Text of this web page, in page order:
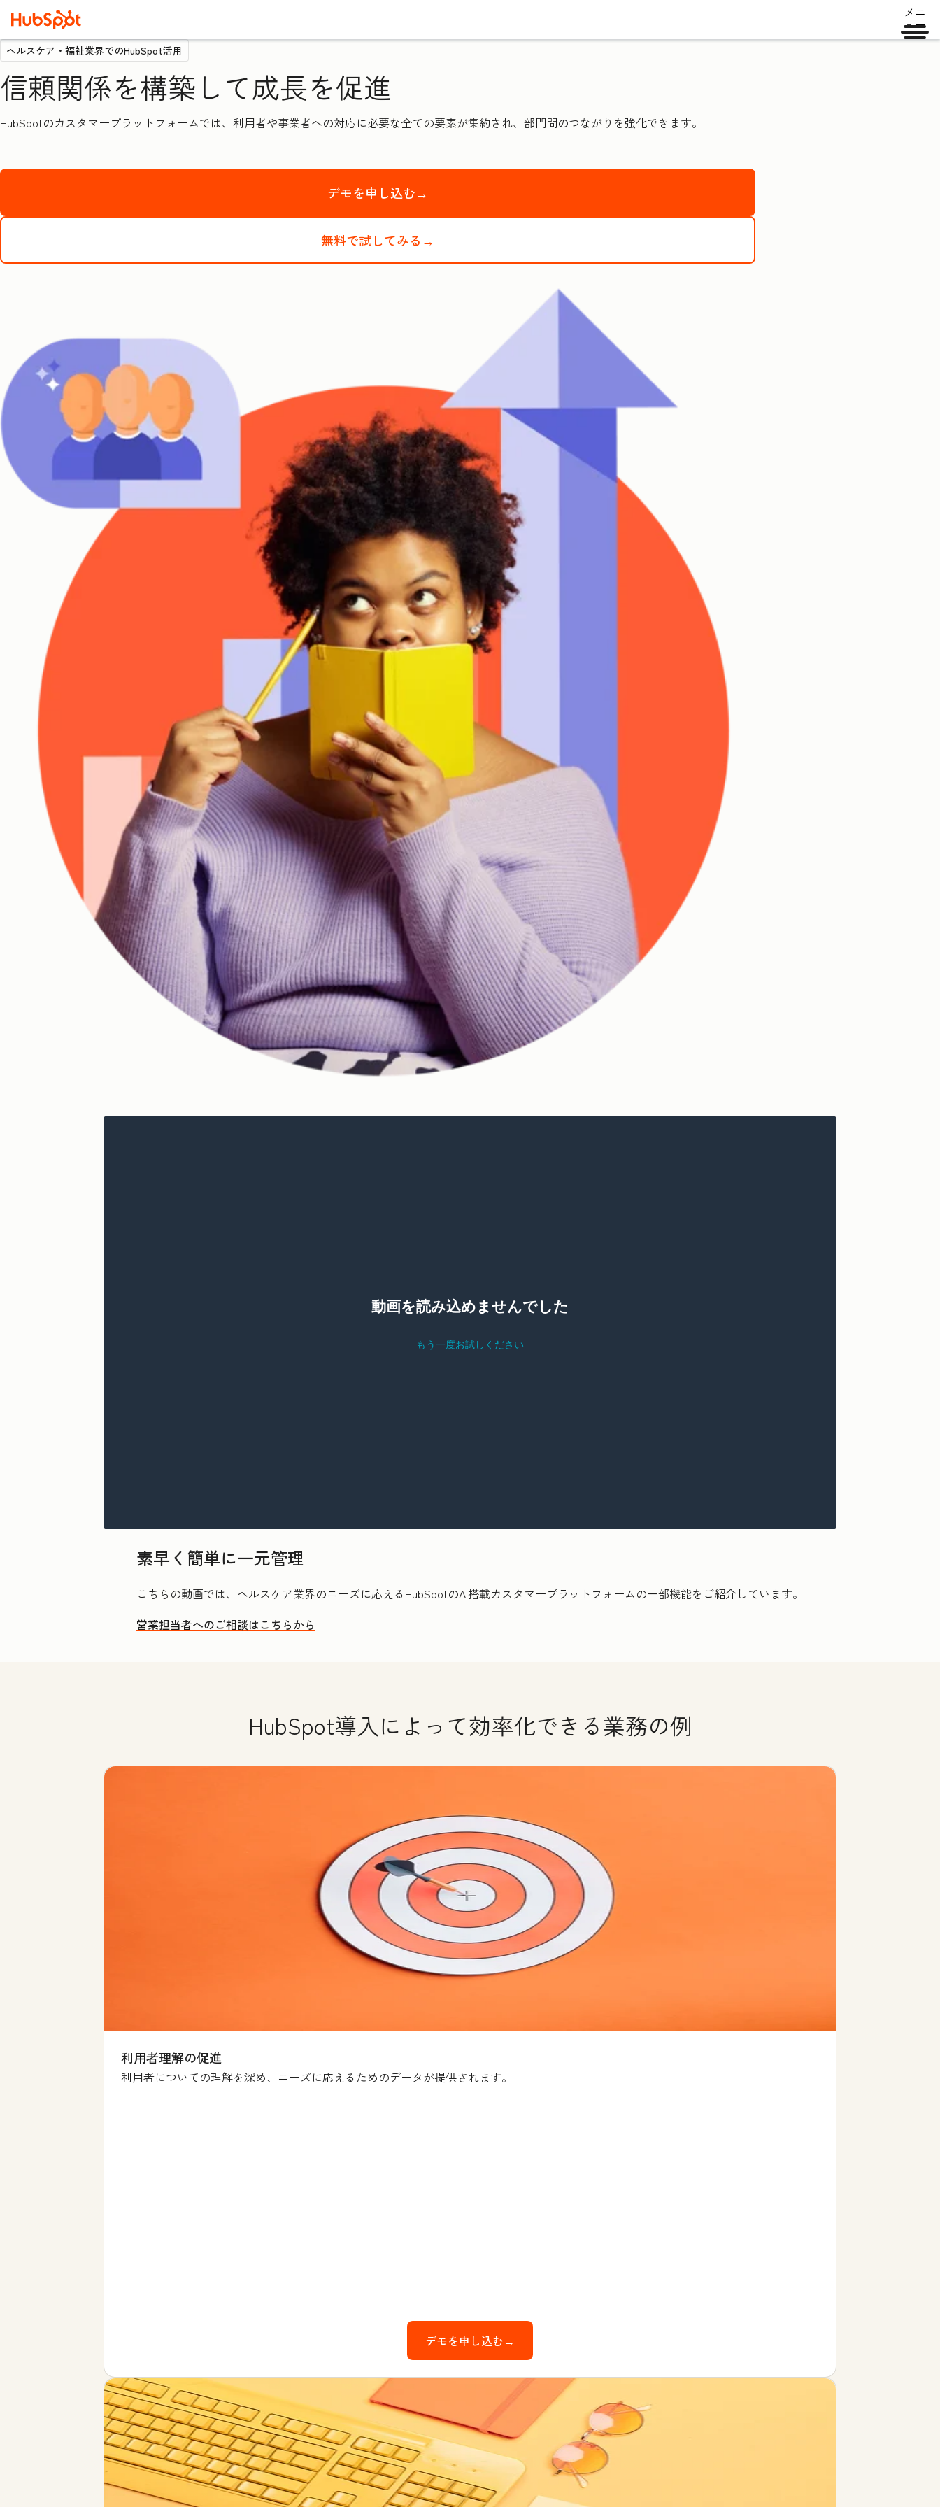
メニ
ュー
ヘルスケア・福祉業界でのHubSpot活用
信頼関係を構築して成長を促進
HubSpotのカスタマープラットフォームでは、利用者や事業者への対応に必要な全ての要素が集約され、部門間のつながりを強化できます。
デモを申し込む→
無料で試してみる→
素早く簡単に一元管理
こちらの動画では、ヘルスケア業界のニーズに応えるHubSpotのAI搭載カスタマープラットフォームの一部機能をご紹介しています。
営業担当者へのご相談はこちらから
HubSpot導入によって効率化できる業務の例
利用者理解の促進
利用者についての理解を深め、ニーズに応えるためのデータが提供されます。
デモを申し込む→